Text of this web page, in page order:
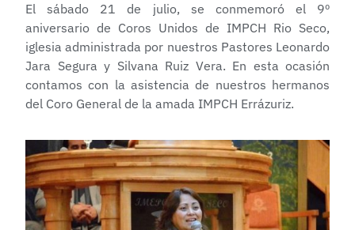
El sábado 21 de julio, se conmemoró el 9º
aniversario de Coros Unidos de IMPCH Rio Seco,
iglesia administrada por nuestros Pastores Leonardo
Jara Segura y Silvana Ruiz Vera. En esta ocasión
contamos con la asistencia de nuestros hermanos
del Coro General de la amada IMPCH Errázuriz.